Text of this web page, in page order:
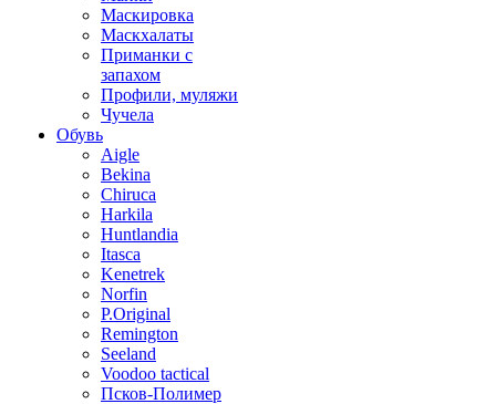
Маскировка
Маскхалаты
Приманки с
запахом
Профили, муляжи
Чучела
Обувь
Aigle
Bekina
Chiruсa
Harkila
Huntlandia
Itasca
Kenetrek
Norfin
P.Original
Remington
Seeland
Voodoo tactical
Псков-Полимер